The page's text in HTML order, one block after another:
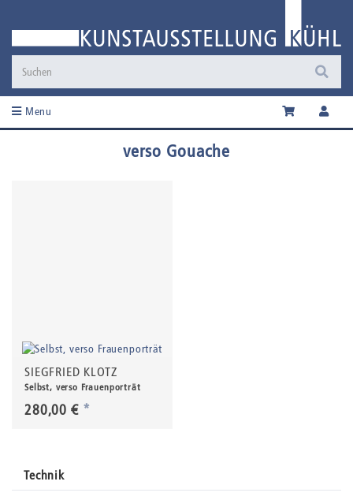
Menu
verso Gouache
SIEGFRIED KLOTZ
Selbst, verso Frauenporträt
280,00 € *
Technik